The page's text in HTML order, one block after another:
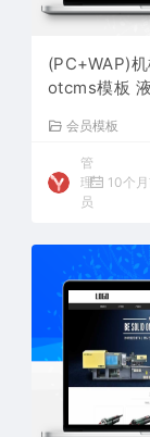
(PC+WAP)
otcms模板
会员模板
管
理
员
10个